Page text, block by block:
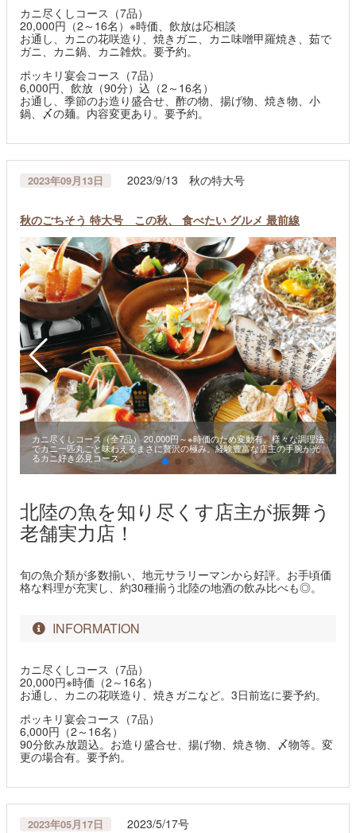
カニ尽くしコース（7品）
20,000円（2～16名）※時価、飲放は応相談
お通し、カニの花咲造り、焼きガニ、カニ味噌甲羅焼き、茹で
ガニ、カニ鍋、カニ雑炊。要予約。
ポッキリ宴会コース（7品）
6,000円、飲放（90分）込（2～16名）
お通し、季節のお造り盛合せ、酢の物、揚げ物、焼き物、小
鍋、〆の麺。内容変更あり。要予約。
2023年09月13日 2023/9/13 秋の特大号
秋のごちそう 特大号 この秋、 食べたい グルメ 最前線
カニ尽くしコース（全7品） 20,000円～※時価のため変動有。様々な調理法
でカニ一匹丸ごと味わえるまさに贅沢の極み。経験豊富な店主の手腕が光
るカニ好き必見コース。
北陸の魚を知り尽くす店主が振舞う
老舗実力店！
旬の魚介類が多数揃い、地元サラリーマンから好評。お手頃価
格な料理が充実し、約30種揃う北陸の地酒の飲み比べも◎。
INFORMATION
カニ尽くしコース（7品）
20,000円※時価（2～16名）
お通し、カニの花咲造り、焼きガニなど。3日前迄に要予約。
ポッキリ宴会コース（7品）
6,000円（2～16名）
90分飲み放題込。お造り盛合せ、揚げ物、焼き物、〆物等。変
更の場合有。要予約。
2023年05月17日 2023/5/17号